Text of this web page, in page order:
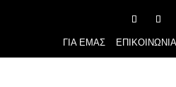
ΓΙΑ ΕΜΑΣ ΕΠΙΚΟΙΝΩΝΙΑ